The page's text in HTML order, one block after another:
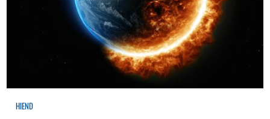
HIEND